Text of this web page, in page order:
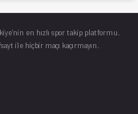
en hızlı spor takip platformu.
ile hiçbir maçı kaçırmayın.